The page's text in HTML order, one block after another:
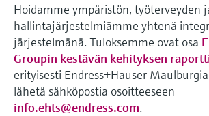
Device Viewer
Löydä tuotekohtaiset tiedot ja
dokumentaatio.
Varaosahaku
Löydä varaosat tuotteen juuren, tilauskoodin
tai sarjanumeron perusteella.
Mikroaaltomittaus
Memosens technology
Näytä kaikki
päätöksentekoa tukevan prosessin
läpinäkyvyyden ansiosta
Hoidamme ympäristön, työterveyden
hallintajärjestelmiämme yhtenä
järjestelmänä. Tuloksemme ovat osa
Groupin kestävän kehityksen
erityisesti Endress+Hauser
lähetä sähköpostia osoitteeseen
info.ehts@endress.com.